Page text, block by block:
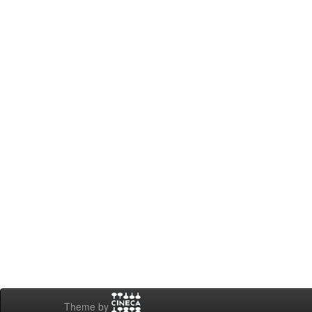
Theme by